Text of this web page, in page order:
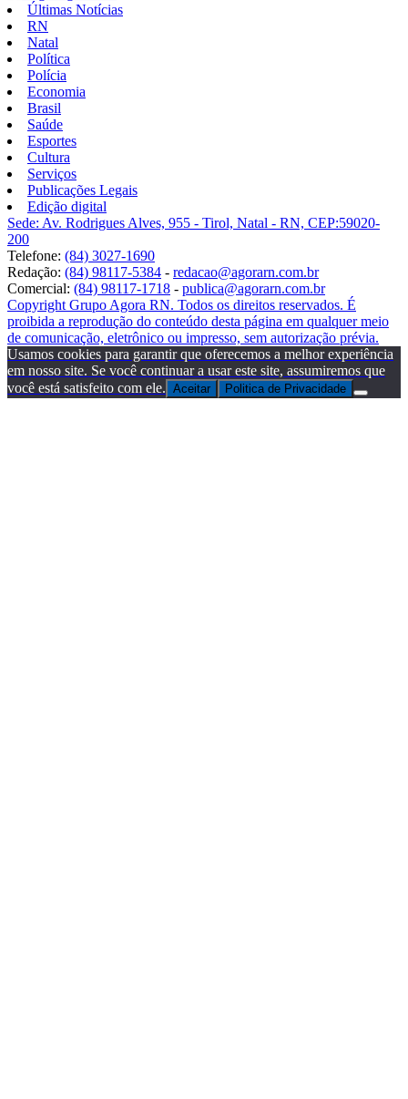
Últimas Notícias
RN
Natal
Política
Polícia
Economia
Brasil
Saúde
Esportes
Cultura
Serviços
Publicações Legais
Edição digital
Sede: Av. Rodrigues Alves, 955 - Tirol, Natal - RN, CEP:59020-
200
Telefone: (84) 3027-1690
Redação: (84) 98117-5384 - redacao@agorarn.com.br
Comercial: (84) 98117-1718 - publica@agorarn.com.br
Copyright Grupo Agora RN. Todos os direitos reservados. É
proibida a reprodução do conteúdo desta página em qualquer meio
de comunicação, eletrônico ou impresso, sem autorização prévia.
Usamos cookies para garantir que oferecemos a melhor experiência
em nosso site. Se você continuar a usar este site, assumiremos que
você está satisfeito com ele. Aceitar Politica de Privacidade